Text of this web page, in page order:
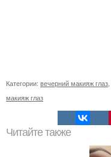
Категории: вечерний макияж глаз
макияж глаз
Читайте также